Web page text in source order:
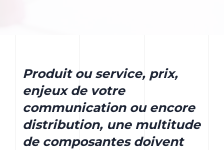
Produit ou service, prix,
enjeux de votre
communication ou encore
distribution, une multitude
de composantes doivent